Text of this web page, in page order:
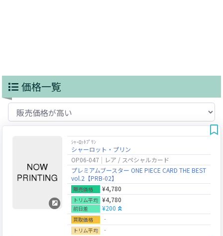
価格一覧
ｼｬｰﾛｯﾄﾌﾟﾘﾝ
シャーロット・プリン
OP06-047
レア / スペシャルカード
プレミアムブースター ONE PIECE CARD THE BEST
vol.2【PRB-02】
販売価格 ¥4,780
トリム平均 ¥4,780
前日差 ¥200
買取価格 ‐
トリム平均 ‐